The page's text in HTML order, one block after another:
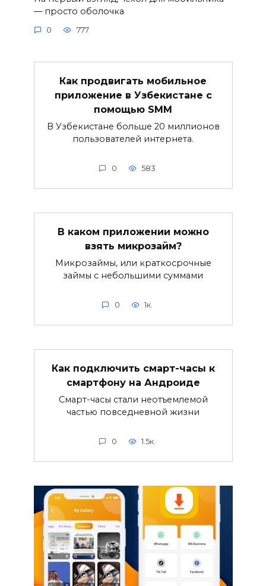
— просто оболочка
0 777
Как продвигать мобильное
приложение в Узбекистане с
помощью SMM
В Узбекистане больше 20 миллионов
пользователей интернета.
0 583
В каком приложении можно
взять микрозайм?
Микрозаймы, или краткосрочные
займы с небольшими суммами
0 1к.
Как подключить смарт-часы к
смартфону на Андроиде
Смарт-часы стали неотъемлемой
частью повседневной жизни
0 1.5к.